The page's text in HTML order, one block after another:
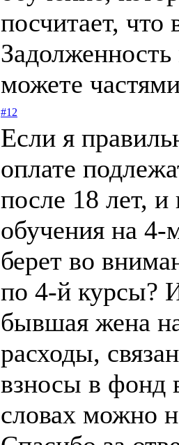
посчитает,
Задолженность
можете
#12
Если я
оплате
после 18 лет, и
обучения на 4-
берет во
по 4-й курсы?
бывшая жена
расходы,
взносы в фонд
словах можно